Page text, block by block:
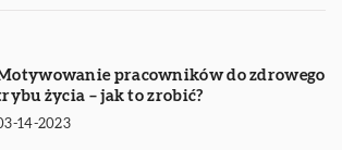
pracowników do zdrowego
życia – jak to zrobić?
14-2023